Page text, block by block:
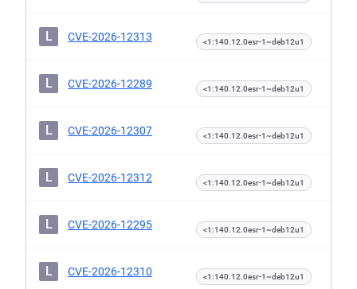
L CVE-2026-12313 <1:140.12.0esr-1~deb12u1
L CVE-2026-12289 <1:140.12.0esr-1~deb12u1
L CVE-2026-12307 <1:140.12.0esr-1~deb12u1
L CVE-2026-12312 <1:140.12.0esr-1~deb12u1
L CVE-2026-12295 <1:140.12.0esr-1~deb12u1
L CVE-2026-12310 <1:140.12.0esr-1~deb12u1